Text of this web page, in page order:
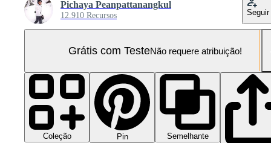
Pichaya Peanpattanangkul
12.910 Recursos Seguir
Grátis com TesteNão requere atribuição!
Coleção Pin
Semelhante